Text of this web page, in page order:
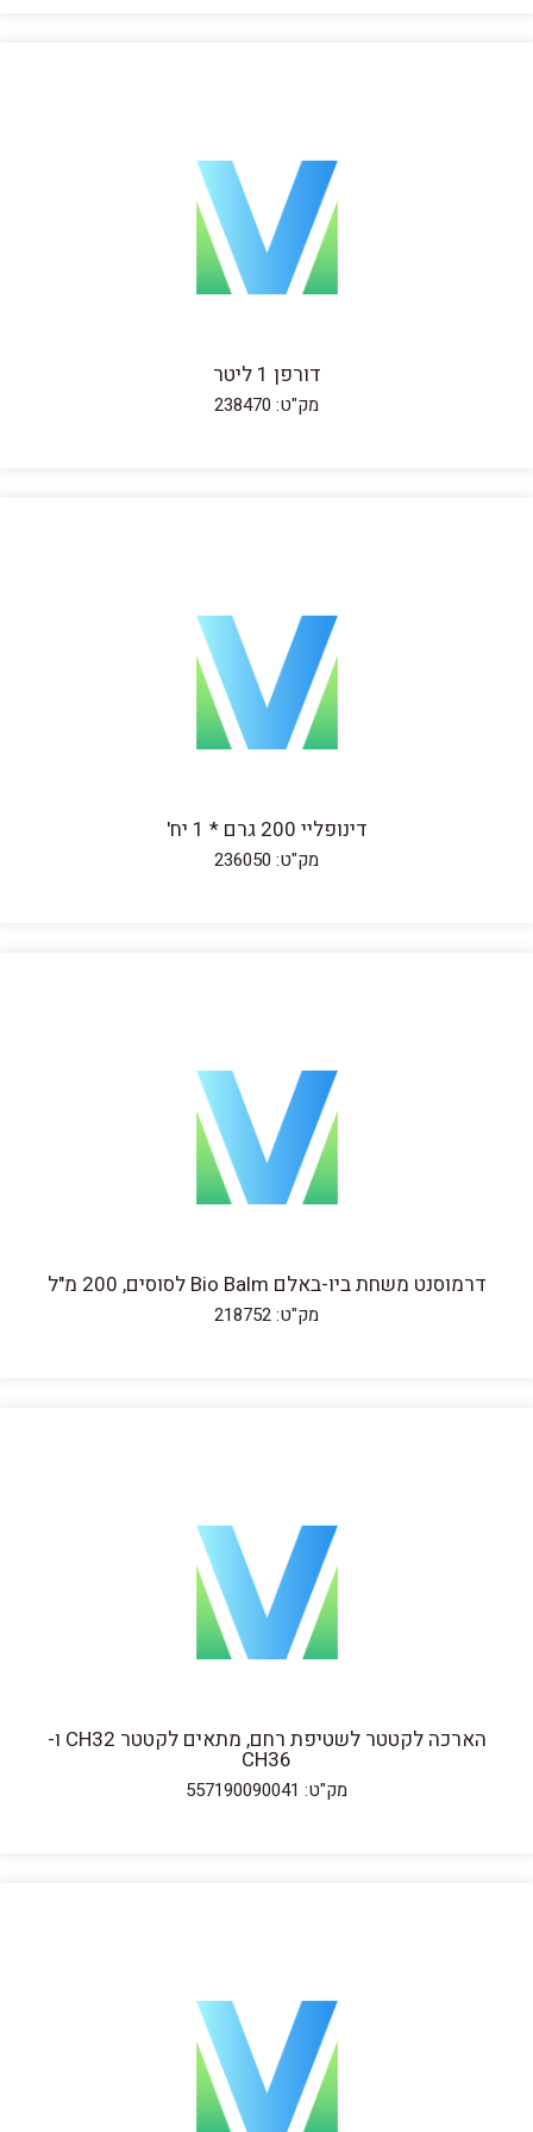
דורפן 1 ליטר
מק"ט: 238470
דינופליי 200 גרם * 1 יח'
מק"ט: 236050
דרמוסנט משחת ביו-באלם Bio Balm לסוסים, 200 מ"ל
מק"ט: 218752
הארכה לקטטר לשטיפת רחם, מתאים לקטטר CH32 ו-
CH36
מק"ט: 557190090041